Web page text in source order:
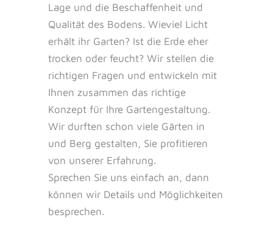
Lage und die Beschaffenheit und
Qualität des Bodens. Wieviel Licht
erhält ihr Garten? Ist die Erde eher
trocken oder feucht? Wir stellen die
richtigen Fragen und entwickeln mit
Ihnen zusammen das richtige
Konzept für Ihre Gartengestaltung.
Wir durften schon viele Gärten in
und Berg gestalten, Sie profitieren
von unserer Erfahrung.
Sprechen Sie uns einfach an, dann
können wir Details und Möglichkeiten
besprechen.